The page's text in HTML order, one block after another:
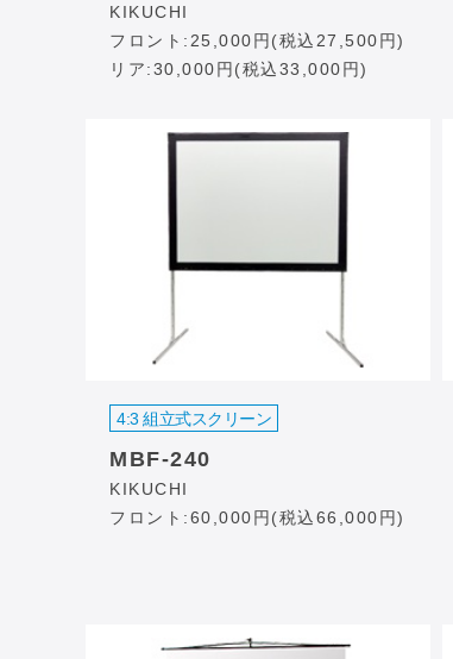
KIKUCHI
フロント:25,000円(税込27,500円)
リア:30,000円(税込33,000円)
4:3 組立式スクリーン
MBF-240
KIKUCHI
フロント:60,000円(税込66,000円)